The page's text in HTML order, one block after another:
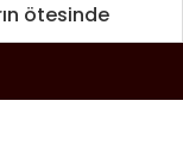
ötesinde